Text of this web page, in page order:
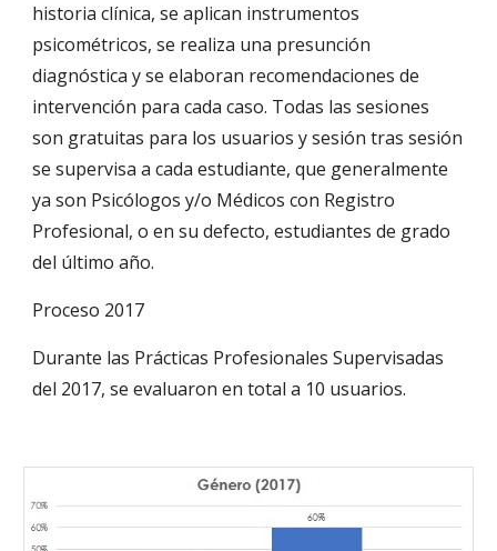
historia clínica, se aplican instrumentos
psicométricos, se realiza una presunción
diagnóstica y se elaboran recomendaciones de
intervención para cada caso. Todas las sesiones
son gratuitas para los usuarios y sesión tras sesión
se supervisa a cada estudiante, que generalmente
ya son Psicólogos y/o Médicos con Registro
Profesional, o en su defecto, estudiantes de grado
del último año.
Proceso 2017
Durante las Prácticas Profesionales Supervisadas
del 2017, se evaluaron en total a 10 usuarios.